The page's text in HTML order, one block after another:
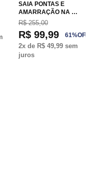
SAIA PONTAS E
AMARRAÇÃO NA …
R$ 255,00
R$ 99,99 61%
2x de R$ 49,99sem
juros